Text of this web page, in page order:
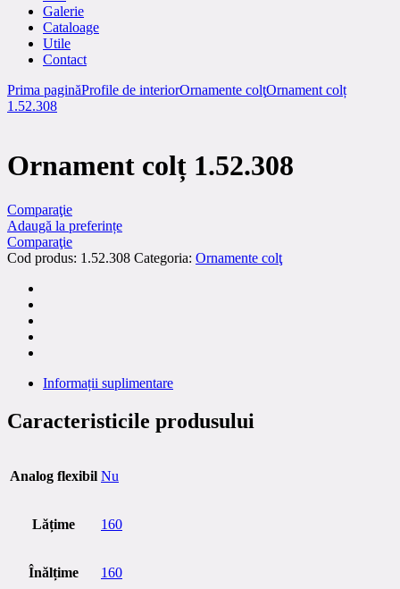
Galerie
Cataloage
Utile
Contact
Prima paginăProfile de interiorOrnamente colţOrnament colț
1.52.308
Ornament colț 1.52.308
Comparaţie
Adaugă la preferințe
Comparaţie
Cod produs: 1.52.308 Categoria: Ornamente colţ
Informații suplimentare
Caracteristicile produsului
Analog flexibil Nu
Lățime 160
Înălțime 160